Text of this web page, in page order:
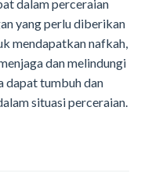
dalam perceraian
yang perlu diberikan
mendapatkan nafkah,
dan melindungi
dapat tumbuh dan
situasi perceraian.